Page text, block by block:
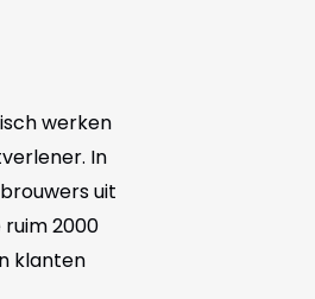
werken
In
uit
ruim 2000
klanten